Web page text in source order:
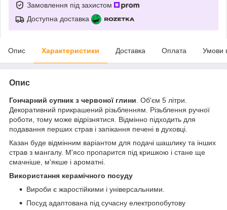
Замовлення під захистом
Доступна доставка
Опис Характеристики Доставка Оплата Умови
Опис
Гончарний супник з червоної глини . Об'єм 5 літри.
Декоративний прикрашений різьбленням. Різьблення ручної
роботи, тому може відрізнятися. Відмінно підходить для
подавання перших страв і запікання печені в духовці.
Казан буде відмінним варіантом для подачі шашлику та інших
страв з мангалу. М'ясо пропарится під кришкою і стане ще
смачніше, м'якше і ароматні.
Використання керамічного посуду
Вироби є жаростійкими і універсальними.
Посуд адаптована під сучасну електропобутову